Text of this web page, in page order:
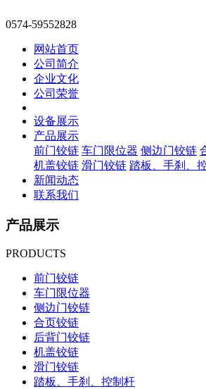
0574-59552828
网站首页
公司简介
企业文化
公司荣誉
设备展示
产品展示
前门铰链 车门限位器 侧边门铰链
机盖铰链 滑门铰链 踏板、手刹、
新闻动态
联系我们
产品展示
PRODUCTS
前门铰链
车门限位器
侧边门铰链
合页铰链
后背门铰链
机盖铰链
滑门铰链
踏板、手刹、控制杆